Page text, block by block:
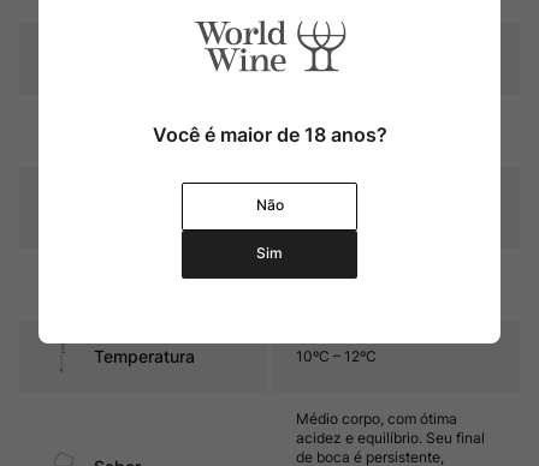
Itália
esverdeados
Amadurecimento Sem estágio em carvalho
Temperatura 10ºC – 12ºC
Médio corpo, com ótima
acidez e equilíbrio. Seu final
de boca é persistente,
Você é maior de 18 anos?
Não
Sim